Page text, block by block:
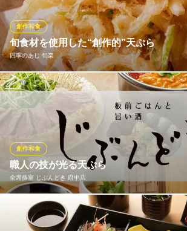
ない創作和食料理を、こだわりの銘酒と共に
冷凍を使用しない厳選食材を使用した料理で
ください。
魚菜 きくやま
府中×本格魚介料理
京王線府中駅 徒歩4分
東京都府中市府中町2-2-4 1F
旬食材を使用した“創作的”天ぷら
四季のあじ 旬楽
創作和食
その日仕入れた新鮮な魚介や、その時季旬の
当店自慢の天ぷら。海老や穴子、まいたけな
か、創作的な天ぷらも豊富にご用意しており
つご注文いただけますので、ぜひ色々とお召
四季のあじ 旬楽
鮮魚と地酒の和食居酒屋
京王線府中駅 徒歩3分
東京都府中市府中町2-1-9 府中アーバンホテル1F
職人の技が光る天ぷら
全席個室 じぶんどき 府中店
創作和食
職人の技でさくっと香ばしく揚げられた天ぷ
なく、外国の方にも大人気のメニュー！祇園